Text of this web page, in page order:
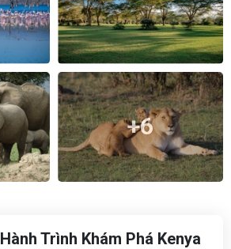
+6
Trình Khám Phá Kenya